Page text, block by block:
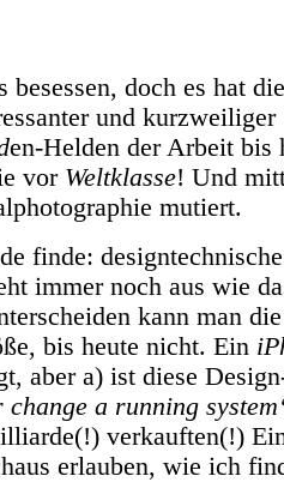
besessen, doch es hat
und
en-Helden der Arbeit bis
vor Weltklasse! Und
mutiert.
finde:
immer noch aus wie
kann man
bis heute nicht. Ein
aber a) ist diese
change a running
verkauften(!)
erlauben, wie ich